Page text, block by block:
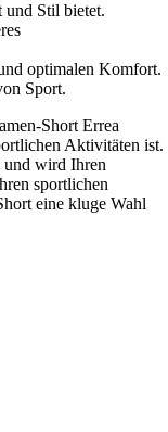
und Stil bietet.
optimalen Komfort.
Sport.
Short Errea
Aktivitäten ist.
wird Ihren
sportlichen
eine kluge Wahl